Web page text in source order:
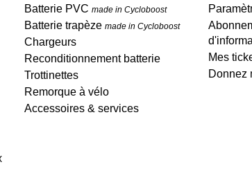
Batterie PVCmade in Cycloboost
Batterie trapèzemade in Cycloboost
Chargeurs
Reconditionnement batterie
Trottinettes
Remorque à vélo
Accessoires & services
Mes
Donnez